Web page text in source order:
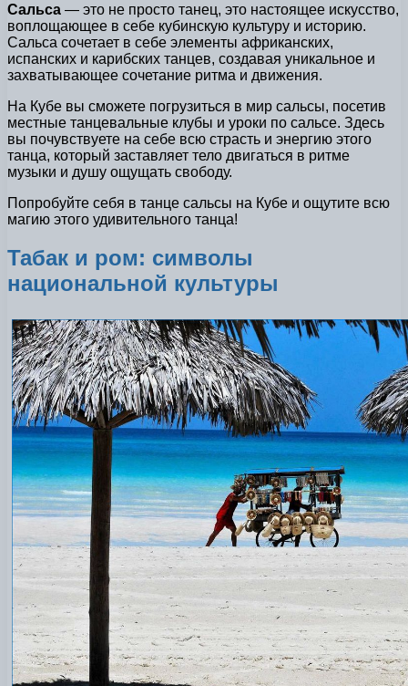
Сальса — это не просто танец, это настоящее искусство,
воплощающее в себе кубинскую культуру и историю.
Сальса сочетает в себе элементы африканских,
испанских и карибских танцев, создавая уникальное и
захватывающее сочетание ритма и движения.
На Кубе вы сможете погрузиться в мир сальсы, посетив
местные танцевальные клубы и уроки по сальсе. Здесь
вы почувствуете на себе всю страсть и энергию этого
танца, который заставляет тело двигаться в ритме
музыки и душу ощущать свободу.
Попробуйте себя в танце сальсы на Кубе и ощутите всю
магию этого удивительного танца!
Табак и ром: символы
национальной культуры